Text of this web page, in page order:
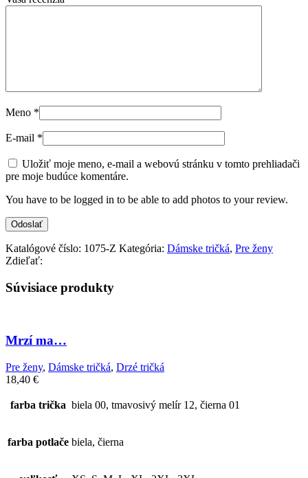
Meno *
E-mail *
Uložiť moje meno, e-mail a webovú stránku v tomto prehliadači
pre moje budúce komentáre.
You have to be logged in to be able to add photos to your review.
Katalógové číslo: 1075-Z Kategória: Dámske tričká, Pre ženy
Zdieľať:
Súvisiace produkty
Mrzí ma…
Pre ženy, Dámske tričká, Drzé tričká
18,40 €
farba trička biela 00, tmavosivý melír 12, čierna 01
farba potlače biela, čierna